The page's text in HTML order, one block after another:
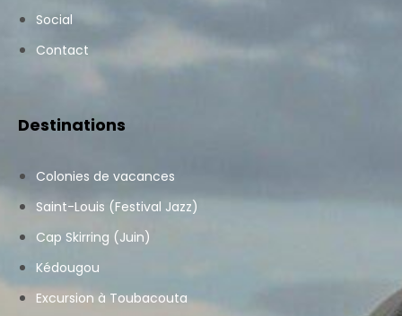
Social
Contact
Destinations
Colonies de vacances
Saint-Louis (Festival Jazz)
Cap Skirring (Juin)
Kédougou
Excursion à Toubacouta